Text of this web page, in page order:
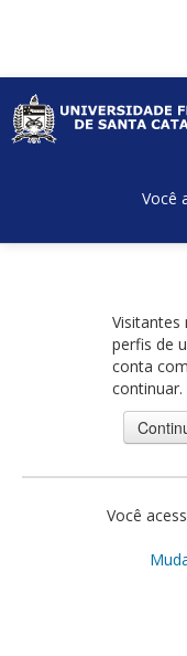
Você
Visitantes
perfis de
conta
continuar.
Você